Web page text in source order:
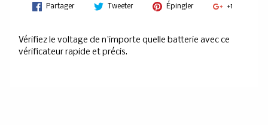
Partager Tweeter Épingler +1
Vérifiez le voltage de n'importe quelle batterie avec ce
vérificateur rapide et précis.